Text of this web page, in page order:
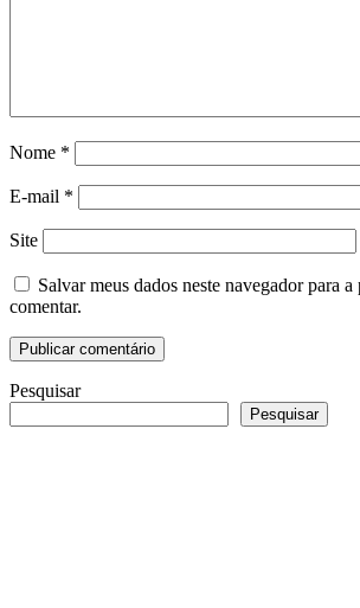
Nome *
E-mail *
Site
Salvar meus dados neste navegador para
comentar.
Pesquisar
Pesquisar